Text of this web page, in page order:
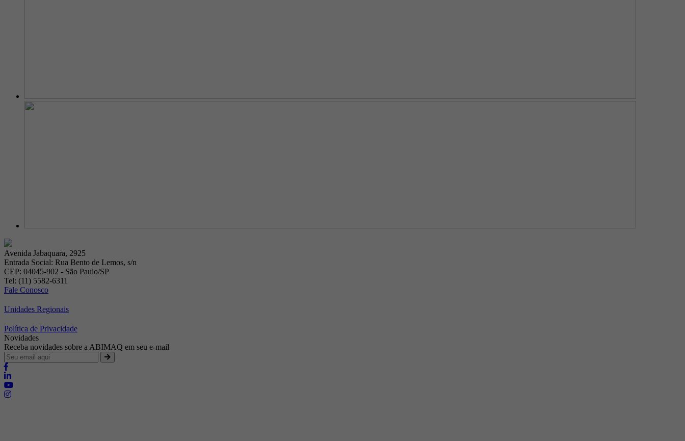
Avenida Jabaquara, 2925
Entrada Social: Rua Bento de Lemos, s/n
CEP: 04045-902 - São Paulo/SP
Tel: (11) 5582-6311
Fale Conosco
Unidades Regionais
Política de Privacidade
Novidades
Receba novidades sobre a ABIMAQ em seu e-mail